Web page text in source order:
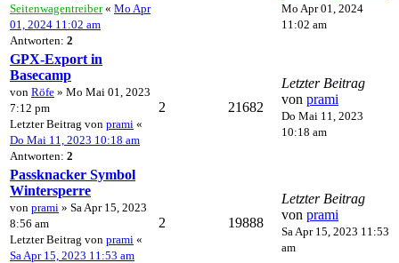
Seitenwagentreiber« Mo Apr
01, 2024 11:02 am
Antworten: 2
Mo Apr 01, 2024
11:02 am
GPX-Export in
Basecamp
von Röfe » Mo Mai 01, 2023
7:12 pm
Letzter Beitrag von prami «
Do Mai 11, 2023 10:18 am
Antworten: 2
2 21682
Letzter Beitrag
von prami
Do Mai 11, 2023
10:18 am
Passknacker Symbol
Wintersperre
von prami » Sa Apr 15, 2023
8:56 am
Letzter Beitrag von prami «
Sa Apr 15, 2023 11:53 am
2 19888
Letzter Beitrag
von prami
Sa Apr 15, 2023 11:53
am